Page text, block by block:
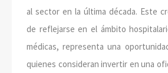
al sector en la última década. Este
de reflejarse en el ámbito
médicas, representa una
quienes consideran invertir en una